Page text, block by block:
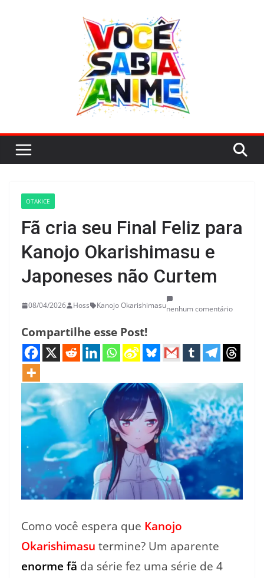
OTAKICE
Fã cria seu Final Feliz para
Kanojo Okarishimasu e
Japoneses não Curtem
08/04/2026 Hoss Kanojo Okarishimasunenhum comentário
Compartilhe esse Post!
Como você espera que Kanojo
Okarishimasu termine? Um aparente
enorme fã da série fez uma série de 4